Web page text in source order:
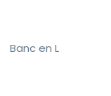
Banc en L